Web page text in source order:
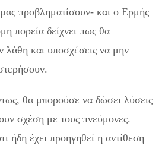
προβληματίσουν- και ο Ερμής
πορεία δείχνει πως θα
λάθη και υποσχέσεις να μην
θα μπορούσε να δώσει λύσεις
σχέση με τους πνεύμονες.
ήδη έχει προηγηθεί η αντίθεση